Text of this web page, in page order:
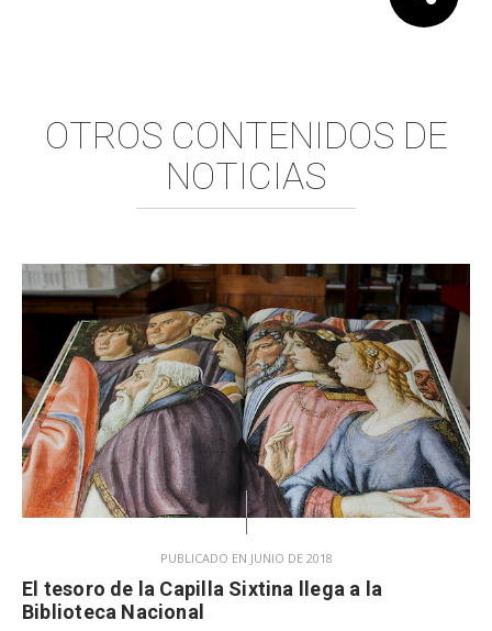
OTROS CONTENIDOS DE
NOTICIAS
PUBLICADO EN JUNIO DE 2018
El tesoro de la Capilla Sixtina llega a la
Biblioteca Nacional